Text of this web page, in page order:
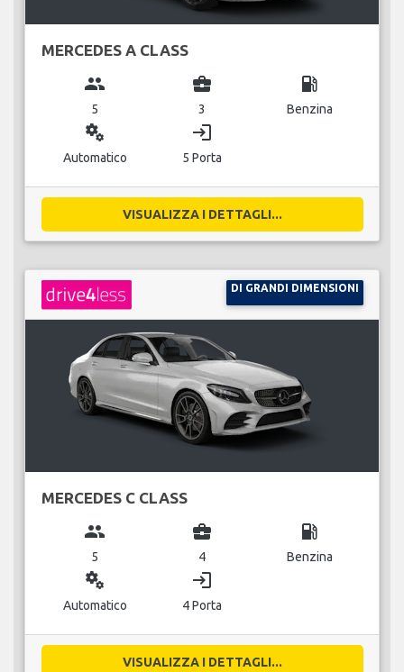
MERCEDES A CLASS
group
5
business_center
3
local_gas_station
Benzina
miscellaneous_services
Automatico
login
5 Porta
VISUALIZZA I DETTAGLI...
DI GRANDI DIMENSIONI
MERCEDES C CLASS
group
5
business_center
4
local_gas_station
Benzina
miscellaneous_services
Automatico
login
4 Porta
VISUALIZZA I DETTAGLI...